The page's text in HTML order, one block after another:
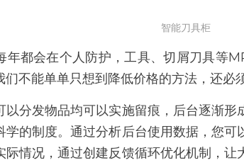
智能刀具柜
年都会在个人防护，工具、切屑刀具等
不能单单只想到降低价格的方法，还必
以分发物品均可以实施留痕，后台逐渐
学的制度。通过分析后台使用数据，您
际情况，通过创建反馈循环优化机制，